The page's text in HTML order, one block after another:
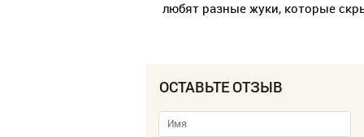
любят разные жуки, которые
ОСТАВЬТЕ ОТЗЫВ